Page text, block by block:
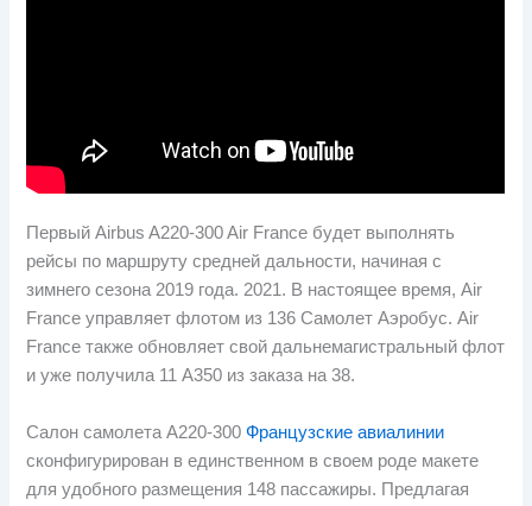
Первый Airbus A220-300 Air France будет выполнять
рейсы по маршруту средней дальности, начиная с
зимнего сезона 2019 года. 2021. В настоящее время, Air
France управляет флотом из 136 Самолет Аэробус. Air
France также обновляет свой дальнемагистральный флот
и уже получила 11 А350 из заказа на 38.
Салон самолета А220-300 Французские авиалинии
сконфигурирован в единственном в своем роде макете
для удобного размещения 148 пассажиры. Предлагая